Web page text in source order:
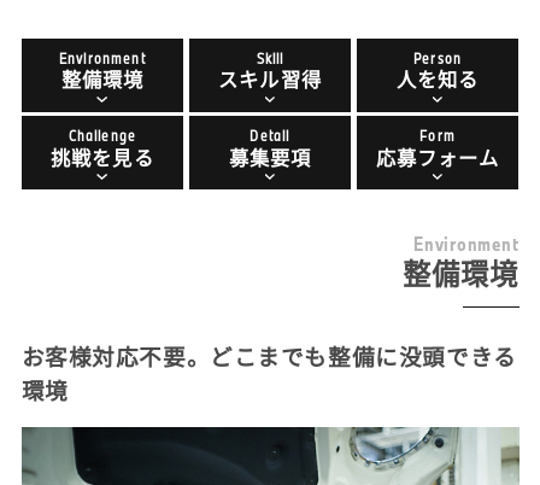
Environment
整備環境
Skill
スキル習得
Person
人を知る
Challenge
挑戦を見る
Detail
募集要項
Form
応募フォーム
Environment
整備環境
お客様対応不要。どこまでも整備に没頭できる
環境